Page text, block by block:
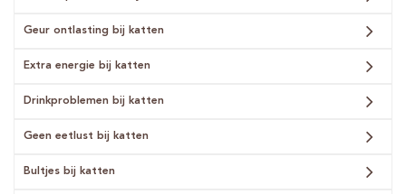
Geur ontlasting bij katten
Extra energie bij katten
Drinkproblemen bij katten
Geen eetlust bij katten
Bultjes bij katten